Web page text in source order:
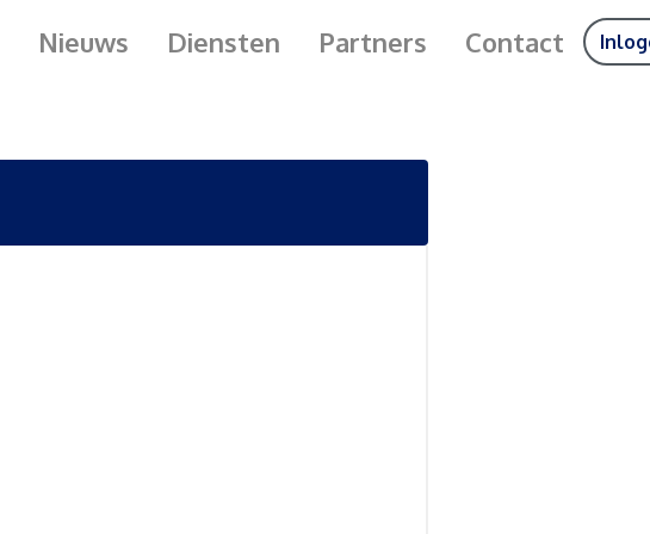
Nieuws Diensten Partners Contact